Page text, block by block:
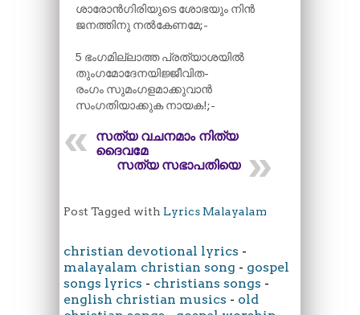
ശാരോൻഗിരിയുടെ ശോഭയും നിൻ
ജനത്തിനു നൽകേണമേ;-
5 ഭംഗമില്ലാത്ത പ്രത്യാശയിൽ
തുംഗമോദേനയിജ്ജീവിത-
രംഗം സുമംഗളമാക്കുവാൻ
സംഗതിയാക്കുക നായക!;-
സത്യ വചനമാം നിത്യ
ദൈവമേ
സത്യ സഭാപതിയെ
Post Tagged with Lyrics Malayalam
christian devotional lyrics -
malayalam christian song - gospel
songs lyrics - christians songs -
english christian musics - old